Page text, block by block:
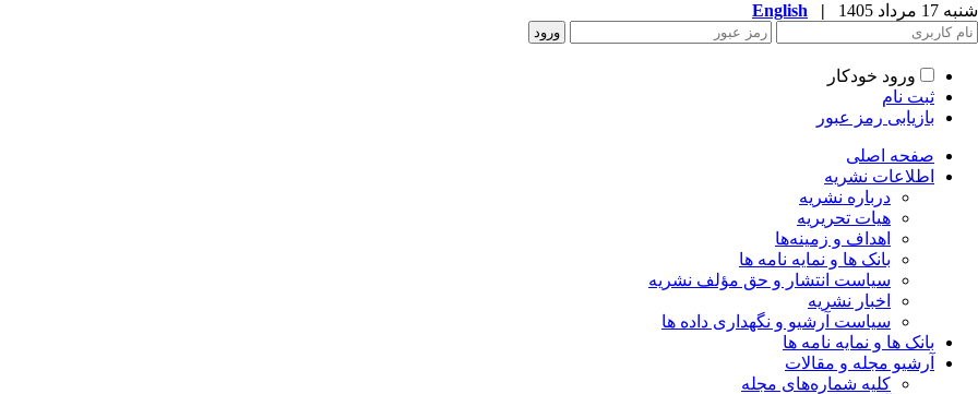
شنبه 17 مرداد 1405 |
English
ورود خودکار
ثبت نام
بازیابی رمز عبور
صفحه اصلی
اطلاعات نشریه
درباره نشریه
هیات تحریریه
اهداف و زمینه‌ها
بانک ها و نمایه نامه ها
سیاست انتشار و حق مؤلف نشریه
اخبار نشریه
سیاست آرشیو و نگهداری داده ها
بانک ها و نمایه نامه ها
آرشیو مجله و مقالات
کلیه شماره‌های مجله